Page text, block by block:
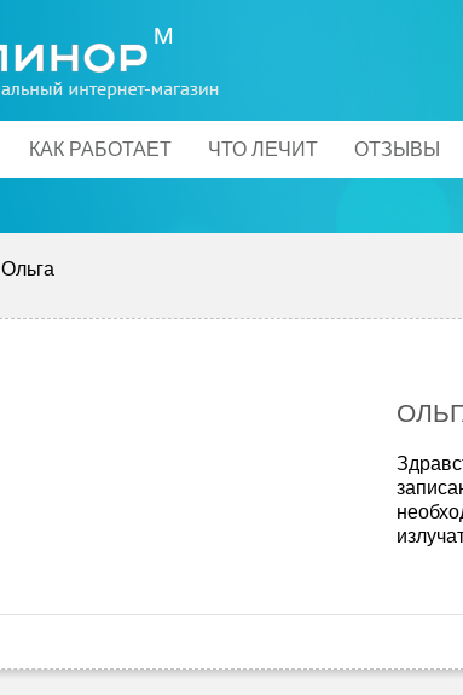
КАК РАБОТАЕТ ЧТО ЛЕЧИТ ОТЗЫВЫ
Ольга